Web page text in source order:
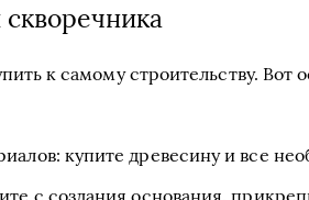
к самому строительству. Вот
купите древесину и все